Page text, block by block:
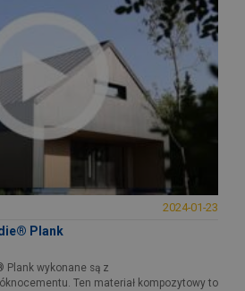
2024-01-23
Plank
Plank wykonane są z
Ten materiał kompozytowy to